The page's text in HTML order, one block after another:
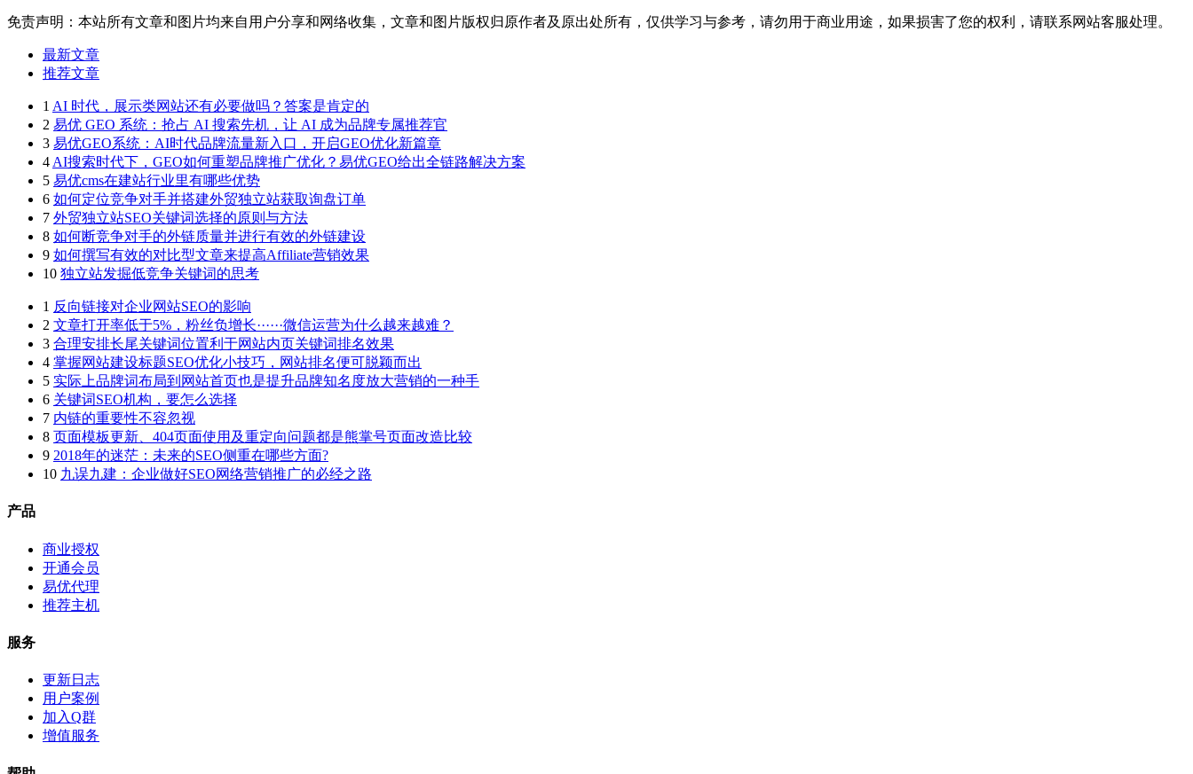
免责声明：本站所有文章和图片均来自用户分享和网络收集，文章和图片版权归原作者及原出处所有，仅供学习与参考，请勿用于商业用途，如果损害了您的权利，请联系网站客服处理。
最新文章
推荐文章
1 AI 时代，展示类网站还有必要做吗？答案是肯定的
2 易优 GEO 系统：抢占 AI 搜索先机，让 AI 成为品牌专属推荐官
3 易优GEO系统：AI时代品牌流量新入口，开启GEO优化新篇章
4 AI搜索时代下，GEO如何重塑品牌推广优化？易优GEO给出全链路解决方案
5 易优cms在建站行业里有哪些优势
6 如何定位竞争对手并搭建外贸独立站获取询盘订单
7 外贸独立站SEO关键词选择的原则与方法
8 如何断竞争对手的外链质量并进行有效的外链建设
9 如何撰写有效的对比型文章来提高Affiliate营销效果
10 独立站发掘低竞争关键词的思考
1 反向链接对企业网站SEO的影响
2 文章打开率低于5%，粉丝负增长······微信运营为什么越来越难？
3 合理安排长尾关键词位置利于网站内页关键词排名效果
4 掌握网站建设标题SEO优化小技巧，网站排名便可脱颖而出
5 实际上品牌词布局到网站首页也是提升品牌知名度放大营销的一种手
6 关键词SEO机构，要怎么选择
7 内链的重要性不容忽视
8 页面模板更新、404页面使用及重定向问题都是熊掌号页面改造比较
9 2018年的迷茫：未来的SEO侧重在哪些方面?
10 九误九建：企业做好SEO网络营销推广的必经之路
产品
商业授权
开通会员
易优代理
推荐主机
服务
更新日志
用户案例
加入Q群
增值服务